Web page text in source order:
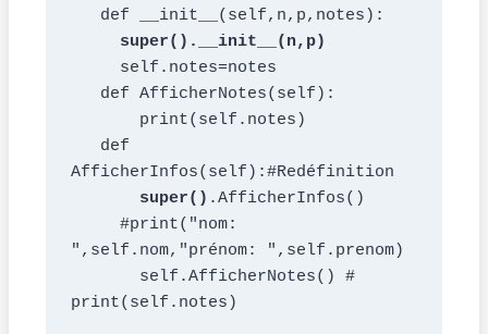
   def __init__(self,n,p,notes):
super().__init__(n,p)
     self.notes=notes
   def AfficherNotes(self):
       print(self.notes)
AfficherInfos(self):#Redéfinition
super() .AfficherInfos()
",self.nom,"prénom: ",self.prenom)
print(self.notes)